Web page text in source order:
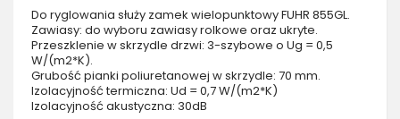
Do ryglowania służy zamek wielopunktowy FUHR 855GL.
Zawiasy: do wyboru zawiasy rolkowe oraz ukryte.
Przeszklenie w skrzydle drzwi: 3-szybowe o Ug = 0,5
W/(m2*K).
Grubość pianki poliuretanowej w skrzydle: 70 mm.
Izolacyjność termiczna: Ud = 0,7 W/(m2*K)
Izolacyjność akustyczna: 30dB